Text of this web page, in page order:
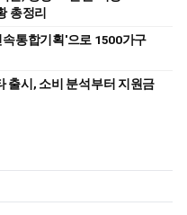
총정리
통합기획'으로 1500가구
출시, 소비 분석부터 지원금